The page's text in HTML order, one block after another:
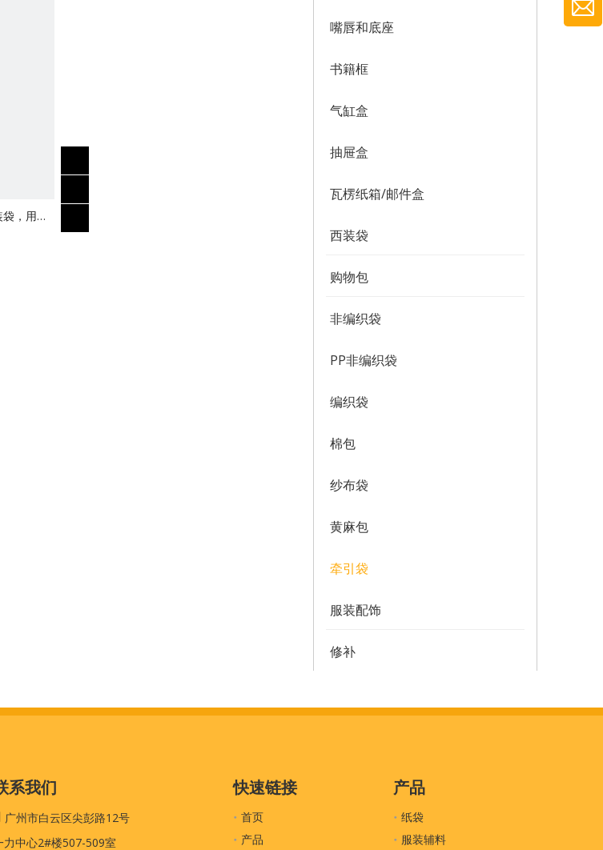
，用于
嘴唇和底座
书籍框
气缸盒
抽屉盒
瓦楞纸箱/邮件盒
西装袋
购物包
非编织袋
PP非编织袋
编织袋
棉包
纱布袋
黄麻包
牵引袋
服装配饰
修补
系我们
广州市白云区尖彭路12号
力中心2#楼507-509室
快速链接
首页
产品
产品
纸袋
服装辅料